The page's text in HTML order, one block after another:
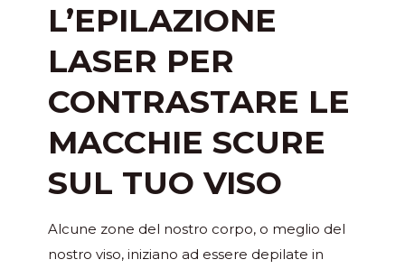
L’EPILAZIONE
LASER PER
CONTRASTARE LE
MACCHIE SCURE
SUL TUO VISO
Alcune zone del nostro corpo, o meglio del
nostro viso, iniziano ad essere depilate in